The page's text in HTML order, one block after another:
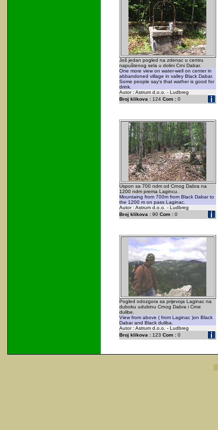
Još jedan pogled na zdenac u centru
napuštenog sela u dolini Crni Dabar.
One more view on water-well on center in
abbandoned village in valley Black Dabar.
Some people say's that wather is good for
drink.
Autor : Astrum d.o.o. - Ludbreg
Broj klikova :124 Com :0
Uspon sa 700 ndm od Crnog Dabra na
1200 ndm prema Lagincu.
Mountaing from 700m from Black Dabar to
the 1200 m on pass Laginac.
Autor : Astrum d.o.o. - Ludbreg
Broj klikova :90 Com :0
Pogled odozgora sa prijevoja Laginac na
duboku udubinu Crnog Dabra i Crne
dulibe.
View from above ( from Laginac )on Black
Dabar and Black duliba.
Autor : Astrum d.o.o. - Ludbreg
Broj klikova :123 Com :0